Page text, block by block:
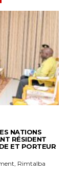
NATIONS
RÉSIDENT
ET PORTEUR
Rimtalba